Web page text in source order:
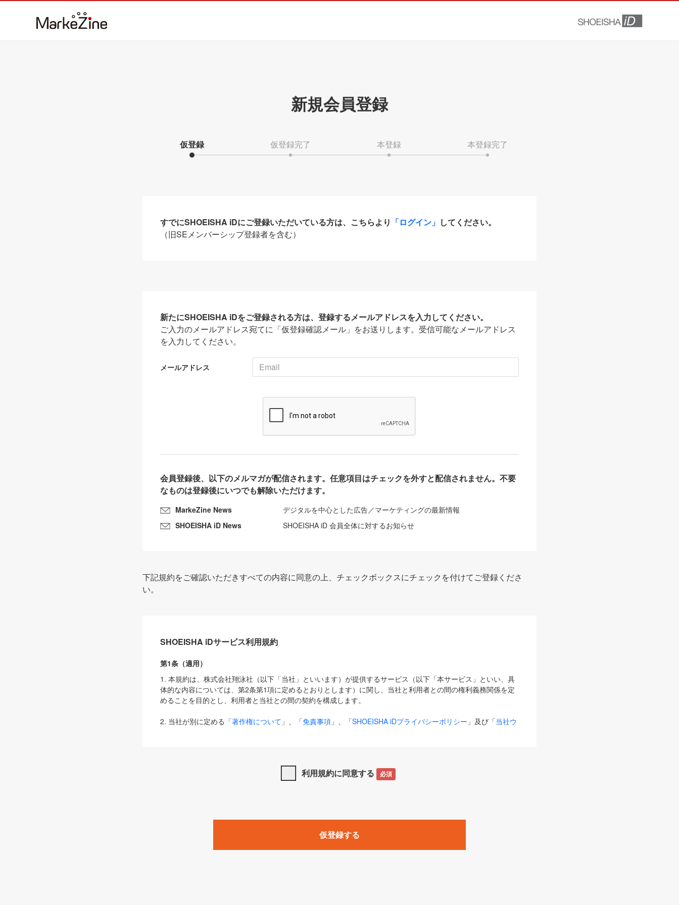
新規会員登録
仮登録 仮登録完了 本登録 本登録完了
すでにSHOEISHA iDにご登録いただいている方は、こちらより 「ログイン」 してください。
（旧SEメンバーシップ登録者を含む）
新たにSHOEISHA iDをご登録される方は、登録するメールアドレスを入力してください。
ご入力のメールアドレス宛てに「仮登録確認メール」をお送りします。受信可能なメールアドレス
を入力してください。
メールアドレス
会員登録後、以下のメルマガが配信されます。任意項目はチェックを外すと配信されません。不要
なものは登録後にいつでも解除いただけます。
MarkeZine News
デジタルを中心とした広告／マーケティングの最新情報
SHOEISHA iD News
SHOEISHA iD 会員全体に対するお知らせ
下記規約をご確認いただきすべての内容に同意の上、チェックボックスにチェックを付けてご登録くださ
い。
SHOEISHA iDサービス利用規約
第1条（適用）
1. 本規約は、株式会社翔泳社（以下「当社」といいます）が提供するサービス（以下「本サービス」といい、具
体的な内容については、第2条第1項に定めるとおりとします）に関し、当社と利用者との間の権利義務関係を定
めることを目的とし、利用者と当社との間の契約を構成します。
2. 当社が別に定める「著作権について 」、「免責事項 」、「SHOEISHA iDプライバシーポリシー 」及び「当社ウ
は、本規約の規定が優先して適用されるものとします。
1. 「本サービス」とは、当社が提供する以下のサービス（名称や内容が変更された場合、変更後のサービスを含
みます）及びこれらサービスに関連して当社が実施するイベントやキャンペーンをいいます。
「SEBook」「SEShop」「CodeZine」「MarkeZine」「EnterpriseZine」「ECzine」「Biz/Zine」「HRzine」
利用規約に同意する 必須
仮登録する